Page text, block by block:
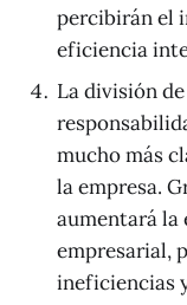
percibirán el
eficiencia
La división
mucho más
la empresa.
aumentará
empresarial,
ineficiencias